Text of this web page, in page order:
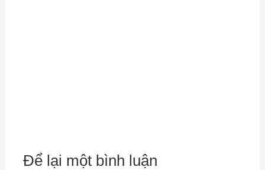
Để lại một bình luận